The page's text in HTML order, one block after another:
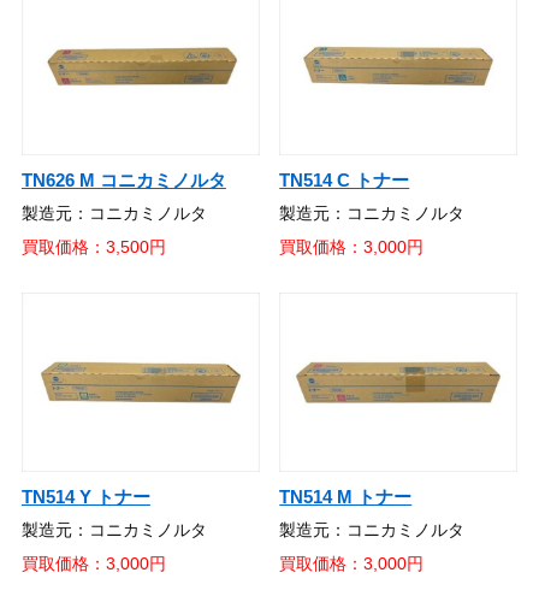
TN626 M コニカミノルタ
製造元：コニカミノルタ
買取価格：3,500円
TN514 C トナー
製造元：コニカミノルタ
買取価格：3,000円
TN514 Y トナー
製造元：コニカミノルタ
買取価格：3,000円
TN514 M トナー
製造元：コニカミノルタ
買取価格：3,000円